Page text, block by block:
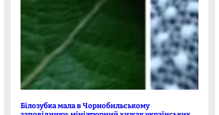
Білозубка мала в Чорнобильському